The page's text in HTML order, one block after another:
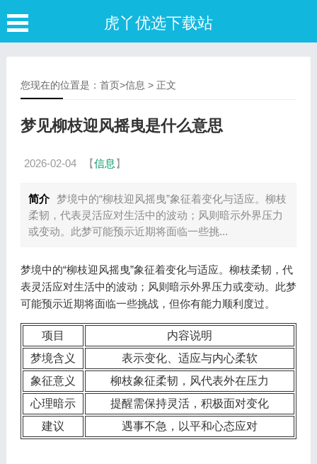
虎丫优选下载站
您现在的位置是： 首页>信息 > 正文
梦见柳枝迎风摇曳是什么意思
2026-02-04 【信息 】
简介 梦境中的“柳枝迎风摇曳”象征着变化与适应。柳枝
柔韧，代表灵活应对生活中的波动；风则暗示外界压力
或变动。此梦可能预示近期将面临一些挑...
梦境中的“柳枝迎风摇曳”象征着变化与适应。柳枝柔韧，代
表灵活应对生活中的波动；风则暗示外界压力或变动。此梦
可能预示近期将面临一些挑战，但你有能力顺利度过。
项目
内容说明
梦境含义
表示变化、适应与内心柔软
象征意义
柳枝象征柔韧，风代表外在压力
心理暗示
提醒需保持灵活，积极面对变化
建议
遇事不急，以平和心态应对